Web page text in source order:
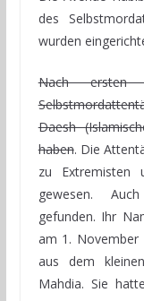
des
wurden
Nach ersten
Daesh
haben. Die
zu Extremisten
gewesen.
gefunden. Ihr
am 1. November
aus dem
Mahdia. Sie